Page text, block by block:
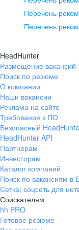
pr@ural.hh.ru
помещение 21
+7 383 207-94-64
pr@nsk.hh.ru
Перечень
Перечень
HeadHunter
Размещение вакансий
Поиск по резюме
О компании
Наши вакансии
Реклама на сайте
Требования к ПО
Безопасный
HeadHunter API
Партнерам
Инвесторам
Каталог компаний
Поиск по вакансиям в
Сетка: соцсеть для
Соискателям
hh PRO
Готовое резюме